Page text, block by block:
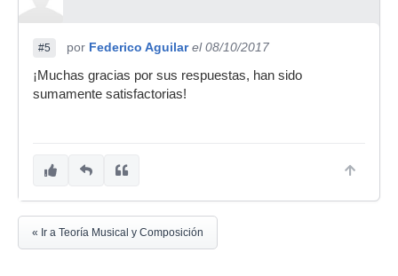
#5 por Federico Aguilar el 08/10/2017
¡Muchas gracias por sus respuestas, han sido
sumamente satisfactorias!
« Ir a Teoría Musical y Composición